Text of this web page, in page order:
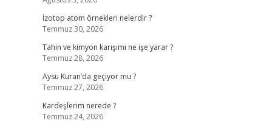
İzotop atom örnekleri nelerdir ?
Temmuz 30, 2026
Tahin ve kimyon karışımı ne işe yarar ?
Temmuz 28, 2026
Aysu Kuran’da geçiyor mu ?
Temmuz 27, 2026
Kardeşlerim nerede ?
Temmuz 24, 2026